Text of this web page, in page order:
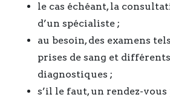
le cas échéant, la
d’un spécialiste ;
au besoin, des examens
prises de sang et
diagnostiques ;
s’il le faut, un rendez-